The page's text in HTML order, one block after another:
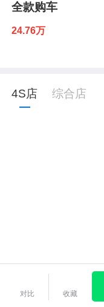
全款购车
24.76万
4S店 综合店
对比 收藏